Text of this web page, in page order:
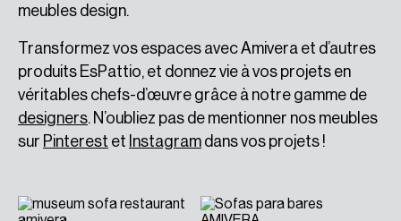
meubles design.
Transformez vos espaces avec Amivera et d’autres
produits EsPattio, et donnez vie à vos projets en
véritables chefs-d’œuvre grâce à notre gamme de
designers. N’oubliez pas de mentionner nos meubles
sur Pinterest et Instagram dans vos projets !